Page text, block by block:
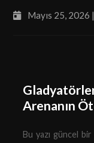
Mayıs 25, 2026
Arenanın
Bu yazı güncel